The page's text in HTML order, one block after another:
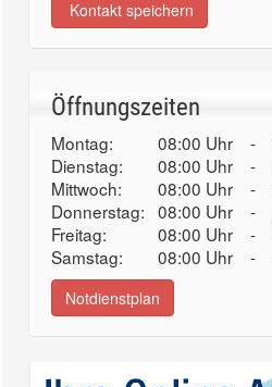
Kontakt speichern
Öffnungszeiten
Montag: 08:00 Uhr -
Dienstag:
08:00 Uhr -
Mittwoch:
08:00 Uhr -
Donnerstag: 08:00 Uhr -
Freitag:
08:00 Uhr -
Samstag:
08:00 Uhr -
Notdienstplan